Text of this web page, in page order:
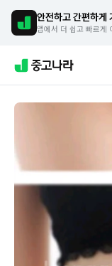
안전하고 간편하게
앱에서 더 쉽고 빠르게